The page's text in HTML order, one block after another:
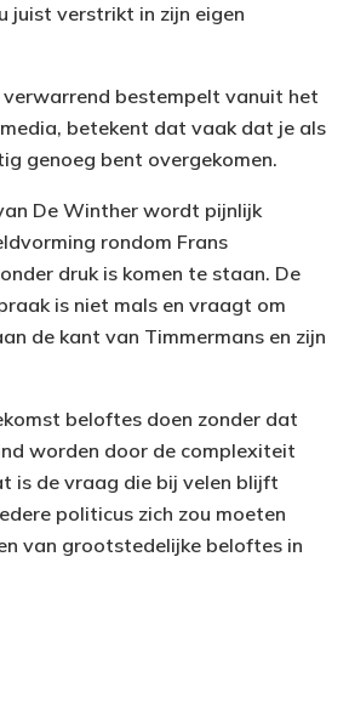
juist verstrikt in zijn eigen
bestempelt vanuit het
betekent dat vaak dat je als
genoeg bent overgekomen.
De Winther wordt pijnlijk
rondom Frans
druk is komen te staan. De
is niet mals en vraagt om
de kant van Timmermans en zijn
beloftes doen zonder dat
worden door de complexiteit
is de vraag die bij velen blijft
politicus zich zou moeten
van grootstedelijke beloftes in